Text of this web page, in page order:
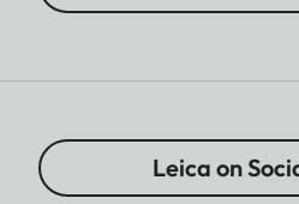
Leica on